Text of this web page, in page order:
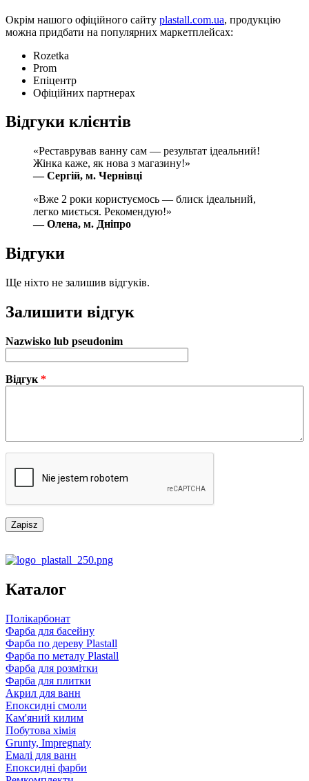
Окрім нашого офіційного сайту plastall.com.ua, продукцію
можна придбати на популярних маркетплейсах:
Rozetka
Prom
Епіцентр
Офіційних партнерах
Відгуки клієнтів
«Реставрував ванну сам — результат ідеальний!
Жінка каже, як нова з магазину!»
— Сергій, м. Чернівці
«Вже 2 роки користуємось — блиск ідеальний,
легко миється. Рекомендую!»
— Олена, м. Дніпро
Відгуки
Ще ніхто не залишив відгуків.
Залишити відгук
Nazwisko lub pseudonim
Відгук *
Каталог
Полікарбонат
Фарба для басейну
Фарба по дереву Plastall
Фарба по металу Plastall
Фарба для розмітки
Фарба для плитки
Акрил для ванн
Епоксидні смоли
Кам'яний килим
Побутова хімія
Grunty, Impregnaty
Емалі для ванн
Епоксидні фарби